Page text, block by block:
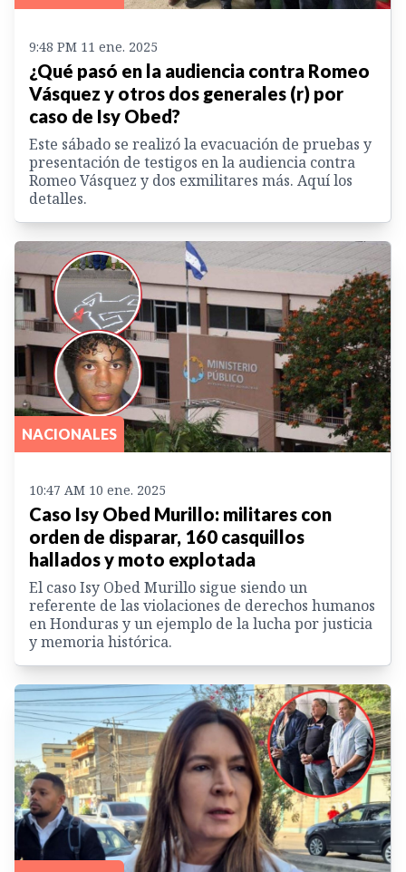
9:48 PM 11 ene. 2025
¿Qué pasó en la audiencia contra Romeo
Vásquez y otros dos generales (r) por
caso de Isy Obed?
Este sábado se realizó la evacuación de pruebas y
presentación de testigos en la audiencia contra
Romeo Vásquez y dos exmilitares más. Aquí los
detalles.
NACIONALES
10:47 AM 10 ene. 2025
Caso Isy Obed Murillo: militares con
orden de disparar, 160 casquillos
hallados y moto explotada
El caso Isy Obed Murillo sigue siendo un
referente de las violaciones de derechos humanos
en Honduras y un ejemplo de la lucha por justicia
y memoria histórica.